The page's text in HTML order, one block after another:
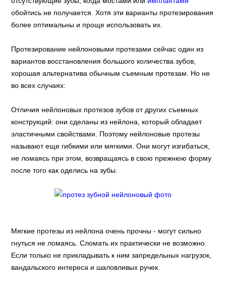
обойтись не получается. Хотя эти варианты протезирования
более оптимальны и проще использовать их.
Протезирование нейлоновыми протезами сейчас один из
вариантов восстановления большого количества зубов,
хорошая альтернатива обычным съемным протезам. Но не
во всех случаях:
Отличия нейлоновых протезов зубов от других съемных
конструкций: они сделаны из нейлона, который обладает
эластичными свойствами. Поэтому нейлоновые протезы
называют еще гибкими или мягкими. Они могут изгибаться,
не ломаясь при этом, возвращаясь в свою прежнюю форму
после того как оделись на зубы.
Мягкие протезы из нейлона очень прочны - могут сильно
гнуться не ломаясь. Сломать их практически не возможно.
Если только не прикладывать к ним запредельных нагрузок,
вандальского интереса и шаловливых ручек.